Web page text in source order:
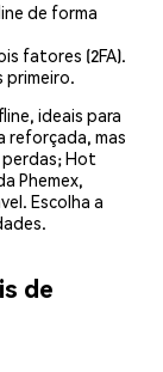
de forma
fatores (2FA).
primeiro.
ideais para
reforçada, mas
Hot
Phemex,
Escolha a
de